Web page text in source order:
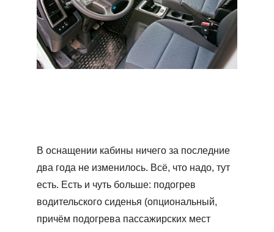
В оснащении кабины ничего за последние
два года не изменилось. Всё, что надо, тут
есть. Есть и чуть больше: подогрев
водительского сиденья (опциональный,
причём подогрева пассажирских мест